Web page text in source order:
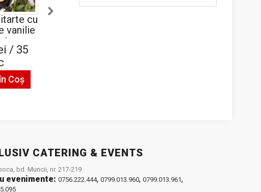
cu
vanilie
/ 35
Coş
CATERING & EVENTS
bd. Muncii, nr. 217-219
evenimente: 0756.222.444, 0799.013.960, 0799.013.961,